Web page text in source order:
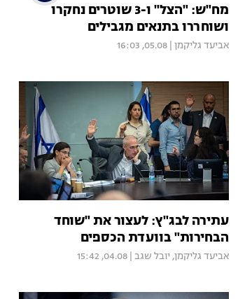
מח"ש: "הצל" ו-3 שוטרים נחקרו
ושוחררו בתנאים מגבילים
אביעד גליקמן 05.08, 16:03
עתירה לבג"ץ: לעצור את "שוחד
הבחירות" בוועדת הכספים
אביעד גליקמן, יובל שגב 04.08, 15:42